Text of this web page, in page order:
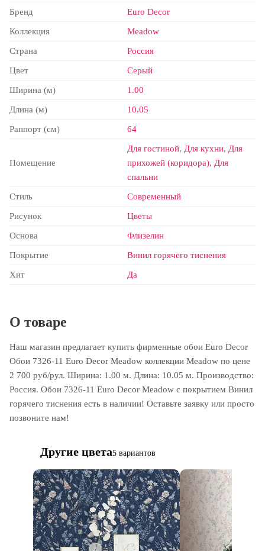
Бренд Euro Decor
Коллекция Meadow
Страна Россия
Цвет Серый
Ширина (м) 1.00
Длина (м) 10.05
Раппорт (см) 64
Помещение
Для гостиной, Для кухни, Для
прихожей (коридора), Для
спальни
Стиль Современный
Рисунок Цветы
Основа Флизелин
Покрытие Винил горячего тиснения
Хит Да
О товаре
Наш магазин предлагает купить фирменные обои Euro Decor
Обои 7326-11 Euro Decor Meadow коллекции Meadow по цене
2 700 руб/рул. Ширина: 1.00 м. Длина: 10.05 м. Производство:
Россия. Обои 7326-11 Euro Decor Meadow с покрытием Винил
горячего тиснения есть в наличии! Оставьте заявку или просто
позвоните нам!
Другие цвета5 вариантов